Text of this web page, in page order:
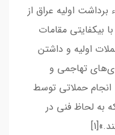
سوء برداشت اوليه عراق از
بي­كفايتي مقامات
اوليه و داشتن
تهاجمي و
حملاتي توسط
به لحاظ فني در